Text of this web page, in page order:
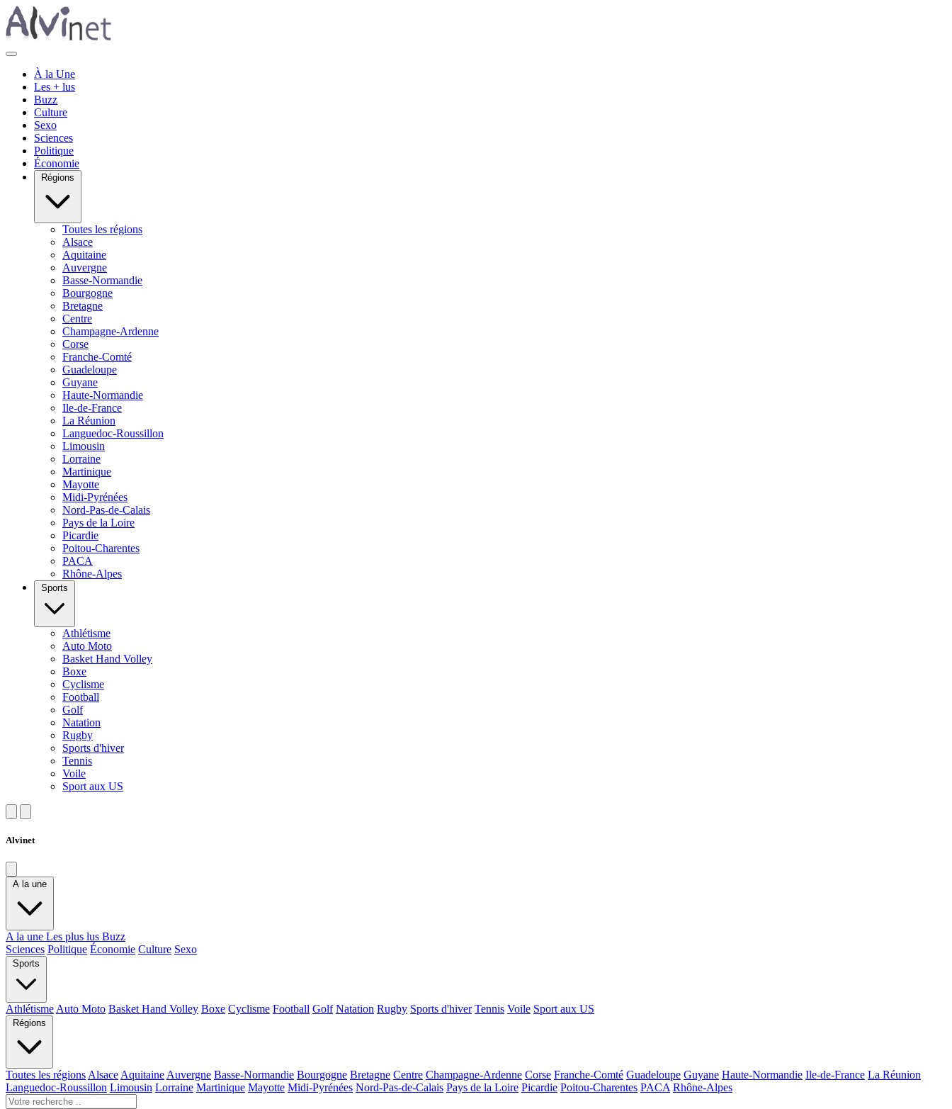
À la Une
Les + lus
Buzz
Culture
Sexo
Sciences
Politique
Économie
Régions
Toutes les régions
Alsace
Aquitaine
Auvergne
Basse-Normandie
Bourgogne
Bretagne
Centre
Champagne-Ardenne
Corse
Franche-Comté
Guadeloupe
Guyane
Haute-Normandie
Ile-de-France
La Réunion
Languedoc-Roussillon
Limousin
Lorraine
Martinique
Mayotte
Midi-Pyrénées
Nord-Pas-de-Calais
Pays de la Loire
Picardie
Poitou-Charentes
PACA
Rhône-Alpes
Sports
Athlétisme
Auto Moto
Basket Hand Volley
Boxe
Cyclisme
Football
Golf
Natation
Rugby
Sports d'hiver
Tennis
Voile
Sport aux US
Alvinet
A la une
A la une Les plus lus Buzz
Sciences Politique Économie Culture Sexo
Sports
Athlétisme Auto Moto Basket Hand Volley Boxe Cyclisme Football Golf Natation Rugby Sports d'hiver Tennis Voile Sport aux US
Régions
Toutes les régions Alsace Aquitaine Auvergne Basse-Normandie Bourgogne Bretagne Centre Champagne-Ardenne Corse Franche-Comté Guadeloupe Guyane Haute-Normandie Ile-de-France La Réunion
Languedoc-Roussillon Limousin Lorraine Martinique Mayotte Midi-Pyrénées Nord-Pas-de-Calais Pays de la Loire Picardie Poitou-Charentes PACA Rhône-Alpes